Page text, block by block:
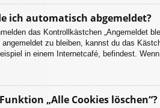
ich automatisch abgemeldet?
das Kontrollkästchen „Angemeldet
zu bleiben, kannst du das
in einem Internetcafé, befindest.
„Alle Cookies löschen“?